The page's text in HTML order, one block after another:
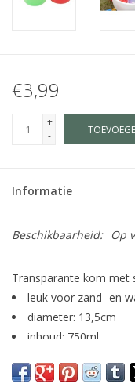
€3,99
+
-
Informatie
Beschikbaarheid: Op
Transparante kom met
leuk voor zand- en
diameter: 13,5cm
inhoud: 750ml
LET OP: de